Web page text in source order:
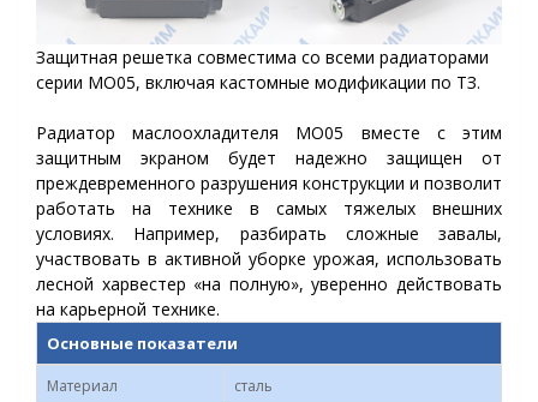
Защитная решетка совместима со всеми радиаторами
серии МО05, включая кастомные модификации по ТЗ.
Радиатор маслоохладителя МО05 вместе с этим
защитным экраном будет надежно защищен от
преждевременного разрушения конструкции и позволит
работать на технике в самых тяжелых внешних
условиях. Например, разбирать сложные завалы,
участвовать в активной уборке урожая, использовать
лесной харвестер «на полную», уверенно действовать
на карьерной технике.
Основные показатели
Материал
сталь